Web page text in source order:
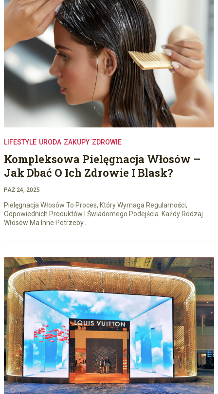
LIFESTYLE URODA ZAKUPY ZDROWIE
Kompleksowa Pielęgnacja Włosów –
Jak Dbać O Ich Zdrowie I Blask?
PAŹ 24, 2025
Pielęgnacja Włosów To Proces, Który Wymaga Regularności,
Odpowiednich Produktów I Świadomego Podejścia. Każdy Rodzaj
Włosów Ma Inne Potrzeby…